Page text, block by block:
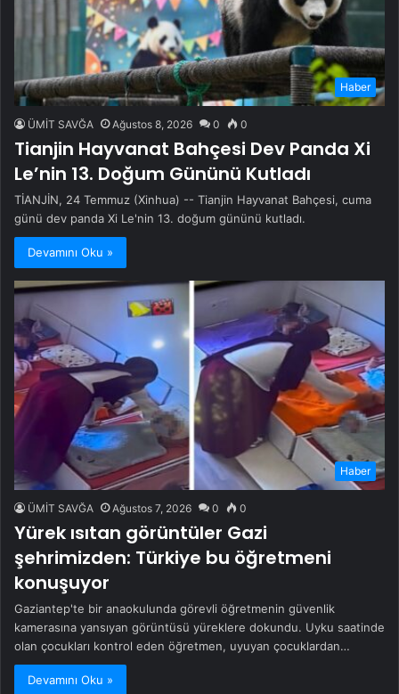
Haber
ÜMİT SAVĞA Ağustos 8, 2026 0 0
Tianjin Hayvanat Bahçesi Dev Panda Xi
Le’nin 13. Doğum Gününü Kutladı
TİANJİN, 24 Temmuz (Xinhua) -- Tianjin Hayvanat Bahçesi, cuma
günü dev panda Xi Le'nin 13. doğum gününü kutladı.
Devamını Oku »
Haber
ÜMİT SAVĞA Ağustos 7, 2026 0 0
Yürek ısıtan görüntüler Gazi
şehrimizden: Türkiye bu öğretmeni
konuşuyor
Gaziantep'te bir anaokulunda görevli öğretmenin güvenlik
kamerasına yansıyan görüntüsü yüreklere dokundu. Uyku saatinde
olan çocukları kontrol eden öğretmen, uyuyan çocuklardan…
Devamını Oku »